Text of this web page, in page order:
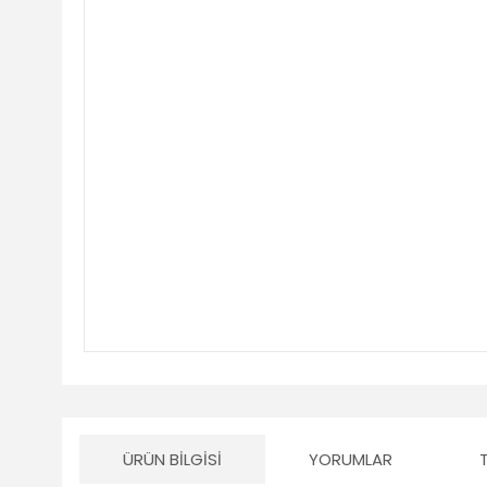
ÜRÜN BILGISI YORUMLAR